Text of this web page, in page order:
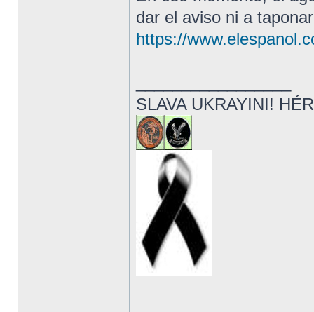
dar el aviso ni a
https://
SLAVA UKRAYINI!